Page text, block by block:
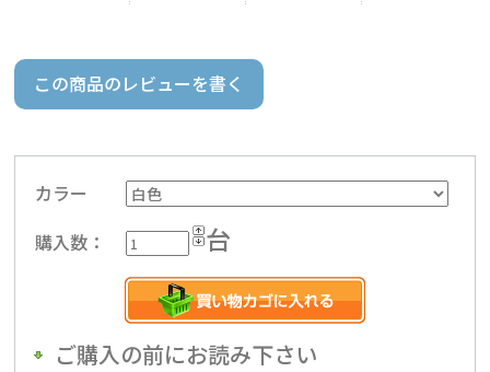
この商品のレビューを書く
カラー
購入数：
台
ご購入の前にお読み下さい